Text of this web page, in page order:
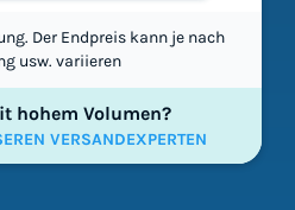
Der Endpreis kann je nach
usw. variieren
hohem Volumen?
VERSANDEXPERTEN